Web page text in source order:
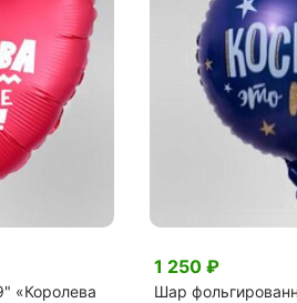
«Королева
1 250 ₽
Шар